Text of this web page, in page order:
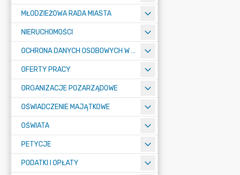
MŁODZIEŻOWA RADA MIASTA
NIERUCHOMOŚCI
OCHRONA DANYCH OSOBOWYCH W URZĘDZIE MIASTA ŻORY - RODO
OFERTY PRACY
ORGANIZACJE POZARZĄDOWE
OŚWIADCZENIE MAJĄTKOWE
OŚWIATA
PETYCJE
PODATKI I OPŁATY